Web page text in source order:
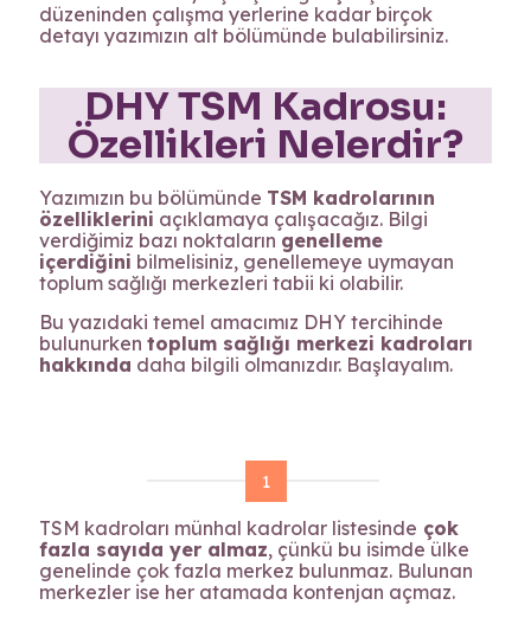
düzeninden çalışma yerlerine kadar birçok
detayı yazımızın alt bölümünde bulabilirsiniz.
DHY TSM Kadrosu:
Özellikleri Nelerdir?
Yazımızın bu bölümünde TSM kadrolarının
özelliklerini açıklamaya çalışacağız. Bilgi
verdiğimiz bazı noktaların genelleme
içerdiğini bilmelisiniz, genellemeye uymayan
toplum sağlığı merkezleri tabii ki olabilir.
Bu yazıdaki temel amacımız DHY tercihinde
bulunurken toplum sağlığı merkezi kadroları
hakkında daha bilgili olmanızdır. Başlayalım.
1
TSM kadroları münhal kadrolar listesinde çok
fazla sayıda yer almaz, çünkü bu isimde ülke
genelinde çok fazla merkez bulunmaz. Bulunan
merkezler ise her atamada kontenjan açmaz.